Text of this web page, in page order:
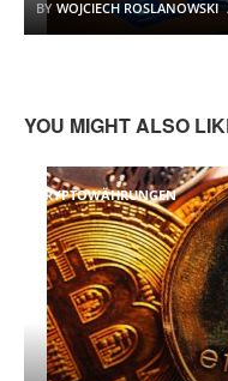
BY WOJCIECH ROSLANOWSKI
YOU MIGHT ALSO
KRYPTOWÄHRUNGEN